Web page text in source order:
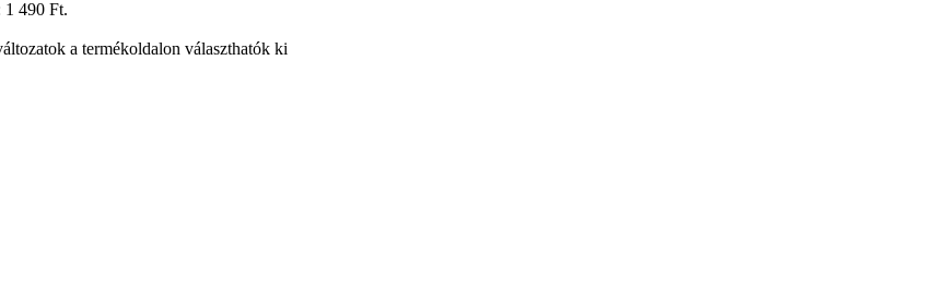
1 490 Ft.
a termékoldalon választhatók ki